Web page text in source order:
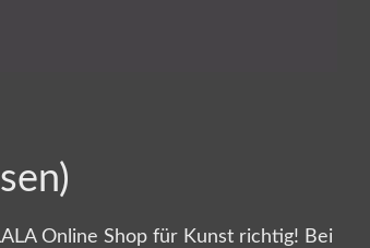
Online Shop für Kunst richtig! Bei